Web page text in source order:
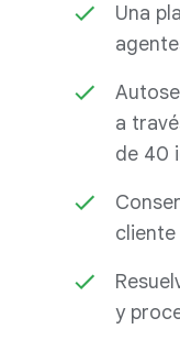
Una
a
de 40
y